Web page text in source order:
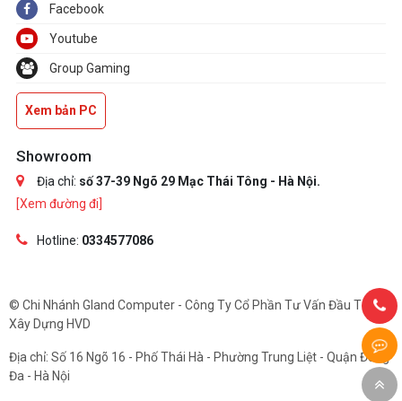
Facebook
Youtube
Group Gaming
Xem bản PC
Showroom
Địa chỉ: số 37-39 Ngõ 29 Mạc Thái Tông - Hà Nội.
[Xem đường đi]
Hotline: 0334577086
© Chi Nhánh Gland Computer - Công Ty Cổ Phần Tư Vấn Đầu Tư Và
Xây Dựng HVD
Địa chỉ: Số 16 Ngõ 16 - Phố Thái Hà - Phường Trung Liệt - Quận Đống
Đa - Hà Nội